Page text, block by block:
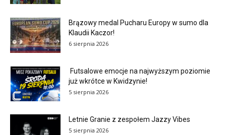
Brązowy medal Pucharu Europy w sumo dla
Klaudii Kaczor!
6 sierpnia 2026
Futsalowe emocje na najwyższym poziomie
już wkrótce w Kwidzynie!
5 sierpnia 2026
Letnie Granie z zespołem Jazzy Vibes
5 sierpnia 2026